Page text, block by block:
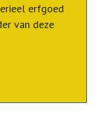
erfgoed
van deze